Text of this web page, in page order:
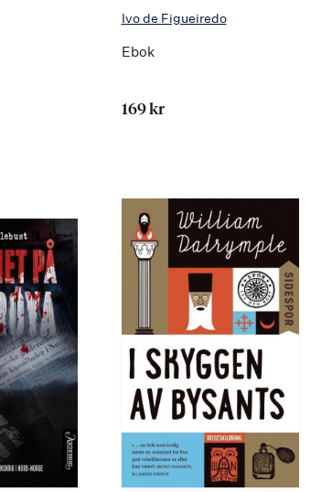
Ivo de Figueiredo
Ebok
169 kr